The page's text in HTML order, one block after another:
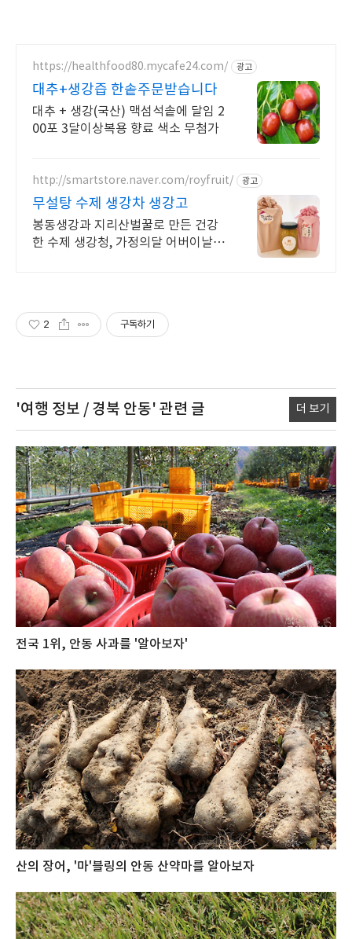
https://healthfood80.mycafe24.com/ 광고
대추+생강즙 한솥주문받습니다
대추 + 생강(국산) 맥섬석솥에 달임 2
00포 3달이상복용 향료 색소 무첨가
http://smartstore.naver.com/royfruit/ 광고
무설탕 수제 생강차 생강고
봉동생강과 지리산벌꿀로 만든 건강
한 수제 생강청, 가정의달 어버이날선
2 구독하기
'여행 정보 / 경북 안동' 관련 글 더 보기
전국 1위, 안동 사과를 '알아보자'
산의 장어, '마'블링의 안동 산약마를 알아보자